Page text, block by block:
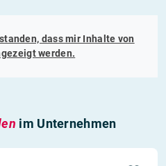
dass mir Inhalte von
werden.
im Unternehmen